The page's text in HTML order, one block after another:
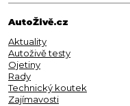
AutoŽivě.cz
Aktuality
Autoživě testy
Ojetiny
Rady
Technický koutek
Zajímavosti